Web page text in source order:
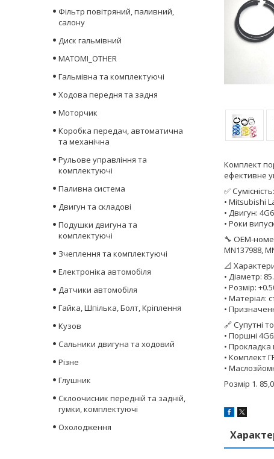
Комплект
ефективне
✅Сумісність:
• Mitsubishi
• Двигун:
• Роки
🔧 OEM-
MN137988,
📐
• Діаметр:
• Розмір:
• Матеріал:
•
🔗Супутні
• Поршні
• Прокладка
• Комплект
•
Розмір 1.
Фільтр повітряний, паливний,
салону
Диск гальмівний
MATOMI_OTHER
Гальмівна та комплектуючі
Ходова передня та задня
Моторчик
Коробка передач, автоматична
та механічна
Рульове управління та
комплектуючі
Паливна система
Двигун та складові
Подушки двигуна та
комплектуючі
Зчеплення та комплектуючі
Електроніка автомобіля
Датчики автомобіля
Гайка, Шпілька, Болт, Кріплення
Кузов
Сальники двигуна та ходовий
Різне
Глушник
Склоочисник передній та задній,
гумки, комплектуючі
Охолодження